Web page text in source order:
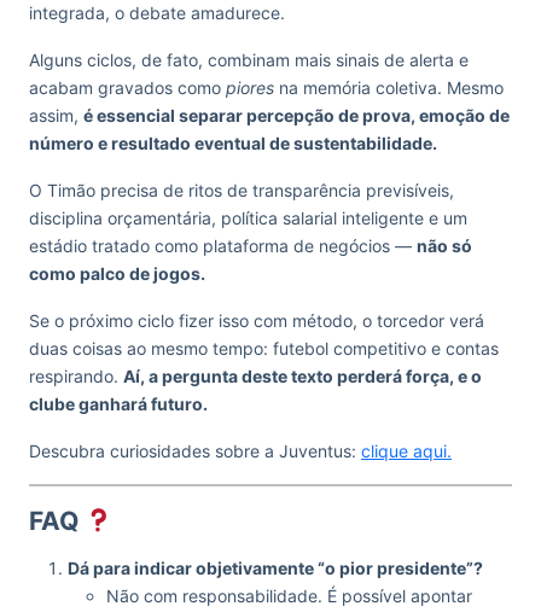
integrada, o debate amadurece.
Alguns ciclos, de fato, combinam mais sinais de alerta e
acabam gravados como piores na memória coletiva. Mesmo
assim, é essencial separar percepção de prova, emoção de
número e resultado eventual de sustentabilidade.
O Timão precisa de ritos de transparência previsíveis,
disciplina orçamentária, política salarial inteligente e um
estádio tratado como plataforma de negócios — não só
como palco de jogos.
Se o próximo ciclo fizer isso com método, o torcedor verá
duas coisas ao mesmo tempo: futebol competitivo e contas
respirando. Aí, a pergunta deste texto perderá força, e o
clube ganhará futuro.
Descubra curiosidades sobre a Juventus: clique aqui.
FAQ
Dá para indicar objetivamente “o pior presidente”?
Não com responsabilidade. É possível apontar